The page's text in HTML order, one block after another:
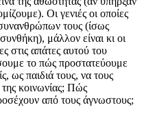
Οι γενιές οι οποίες
τους (ίσως
μάλλον είναι κι οι
στις απάτες αυτού του
το πώς προστατεύουμε
ως παιδιά τους, να τους
κοινωνίας; Πώς
από τους άγνωστους;